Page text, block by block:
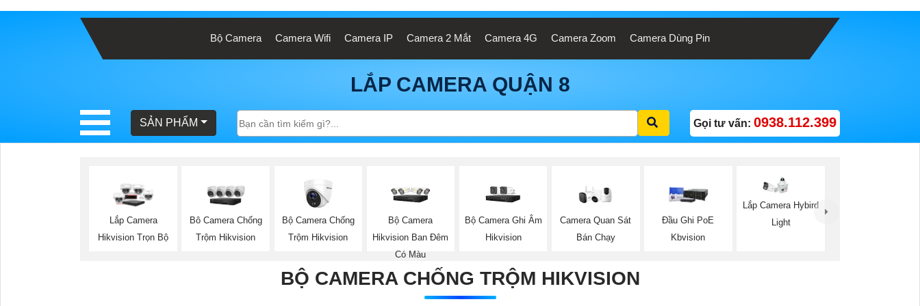
Bộ Camera Camera Wifi Camera IP Camera 2 Mắt Camera 4G Camera Zoom Camera Dùng Pin
LẮP CAMERA QUẬN 8
SẢN PHẨM Gọi tư vấn: 0938.112.399
Lắp Camera
Hikvision Trọn Bộ
Bô Camera Chống
Trộm Hikvision
Bộ Camera Chống
Trộm Hikvision
Bộ Camera
Hikvision Ban Đêm
Có Màu
Bộ Camera Ghi Âm
Hikvision
Camera Quan Sát
Bán Chạy
Đầu Ghi PoE
Kbvision
Lắp Camera Hybird
Light
BỘ CAMERA CHỐNG TRỘM HIKVISION